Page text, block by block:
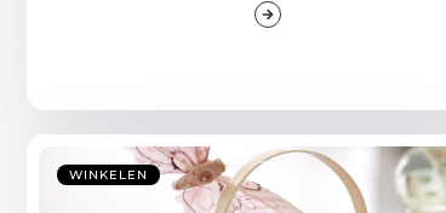
WINKELEN